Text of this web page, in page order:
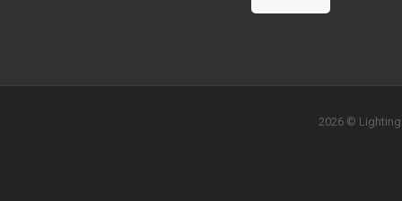
2026 © Lighting